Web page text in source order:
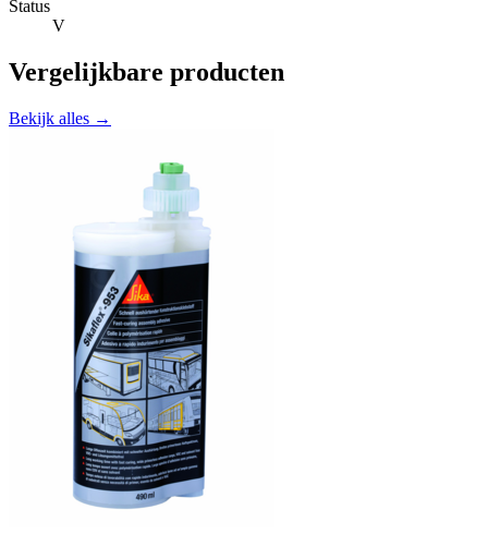
Status
V
Vergelijkbare producten
Bekijk alles →